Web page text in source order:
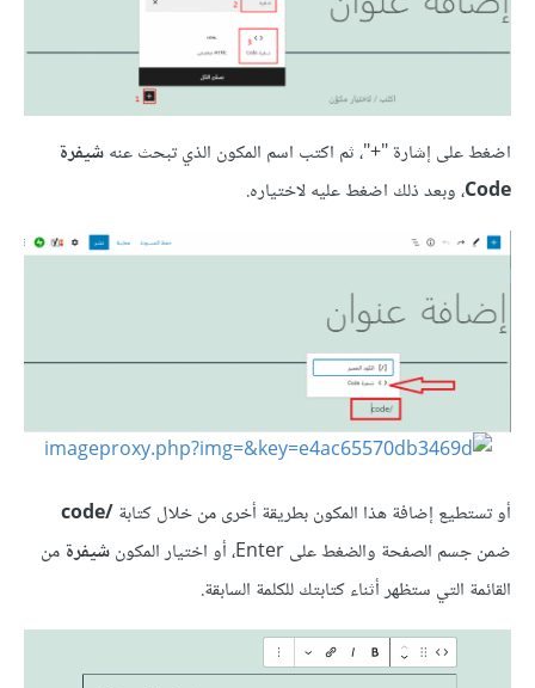
اضغط على إشارة "+"، ثم اكتب اسم المكون الذي تبحث عنهشيفرة
Code، وبعد ذلك اضغط عليه لاختياره.
أو تستطيع إضافة هذا المكون بطريقة أخرى من خلال كتابة/code
ضمن جسم الصفحة والضغط على Enter، أو اختيار المكون
شيفرةمن
القائمة التي ستظهر أثناء كتابتك للكلمة السابقة.